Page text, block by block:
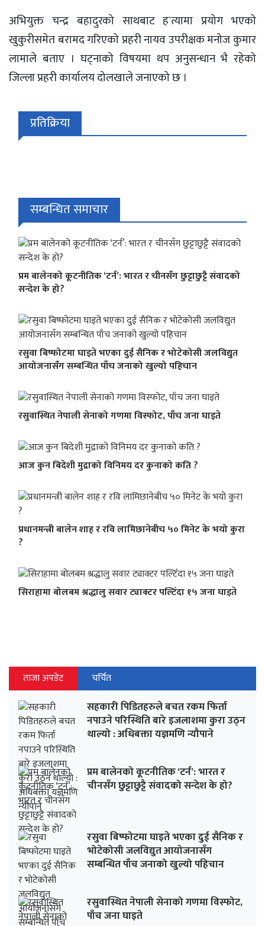
अभियुक्त चन्द्र बहादुरको साथबाट ह`त्यामा प्रयोग भएको
खुकुरीसमेत बरामद गरिएको प्रहरी नायव उपरीक्षक मनोज कुमार
लामाले बताए । घट्नाको विषयमा थप अनुसन्धान भै रहेको
जिल्ला प्रहरी कार्यालय दोलखाले जनाएको छ ।
प्रतिक्रिया
सम्बन्धित समाचार
प्रम बालेनको कूटनीतिक ‘टर्न’: भारत र चीनसँग छुट्टाछुट्टै संवादको
सन्देश के हो?
रसुवा बिष्फोटमा घाइते भएका दुई सैनिक र भोटेकोसी जलविद्युत
आयोजनासँग सम्बन्धित पाँच जनाको खुल्यो पहिचान
रसुवास्थित नेपाली सेनाको गणमा विस्फोट, पाँच जना घाइते
आज कुन बिदेशी मुद्राको विनिमय दर कुनाको कति ?
प्रधानमन्त्री बालेन शाह र रवि लामिछानेबीच ५० मिनेट के भयो कुरा
?
सिराहामा बोलबम श्रद्धालु सवार ट्याक्टर पल्टिँदा १५ जना घाइते
ताजा अपडेट चर्चित
सहकारी पिडितहरुले बचत रकम फिर्ता
नपाउने परिस्थिति बारे इजलाशमा कुरा उठ्न
थाल्यो : अधिबक्ता यज्ञमणि न्यौपाने
प्रम बालेनको कूटनीतिक ‘टर्न’: भारत र
चीनसँग छुट्टाछुट्टै संवादको सन्देश के हो?
रसुवा बिष्फोटमा घाइते भएका दुई सैनिक र
भोटेकोसी जलविद्युत आयोजनासँग
सम्बन्धित पाँच जनाको खुल्यो पहिचान
रसुवास्थित नेपाली सेनाको गणमा विस्फोट,
पाँच जना घाइते